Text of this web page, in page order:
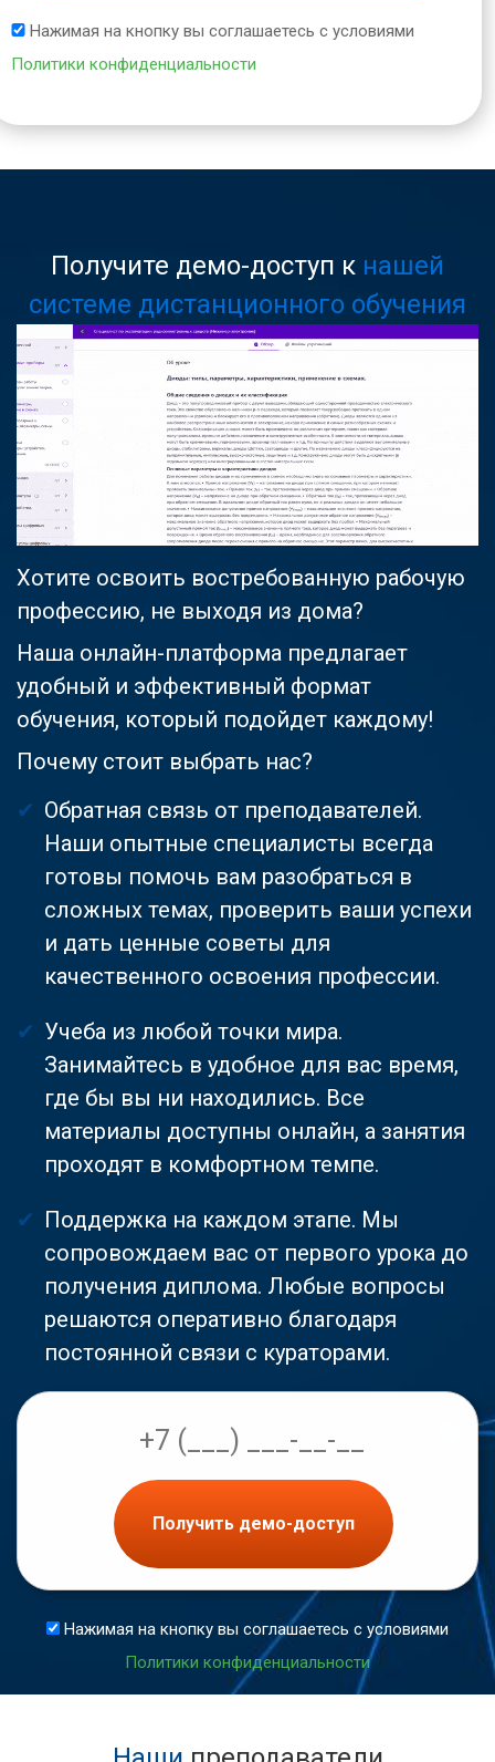
Нажимая на кнопку вы соглашаетесь с условиями
Политики конфиденциальности
Получите демо-доступ к нашей
системе дистанционного обучения
Хотите освоить востребованную рабочую
профессию, не выходя из дома?
Наша онлайн-платформа предлагает
удобный и эффективный формат
обучения, который подойдет каждому!
Почему стоит выбрать нас?
Обратная связь от преподавателей.
Наши опытные специалисты всегда
готовы помочь вам разобраться в
сложных темах, проверить ваши успехи
и дать ценные советы для
качественного освоения профессии.
Учеба из любой точки мира.
Занимайтесь в удобное для вас время,
где бы вы ни находились. Все
материалы доступны онлайн, а занятия
проходят в комфортном темпе.
Поддержка на каждом этапе. Мы
сопровождаем вас от первого урока до
получения диплома. Любые вопросы
решаются оперативно благодаря
постоянной связи с кураторами.
Получить демо-доступ
Нажимая на кнопку вы соглашаетесь с условиями
Политики конфиденциальности